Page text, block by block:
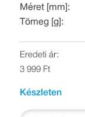
Méret [mm]:
Tömeg [g]:
Eredeti ár:
3 999 Ft
Készleten